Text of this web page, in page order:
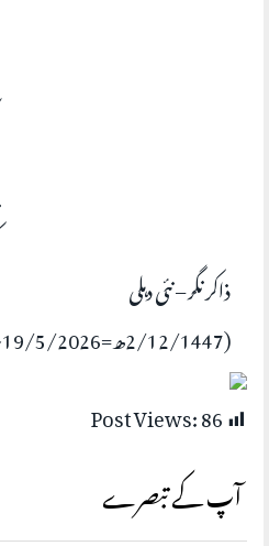
ذاکر نگر – نئی دہلی
(2/12/1447ھ=19/5/2026ء)
Post Views:86
آپ کے تبصرے